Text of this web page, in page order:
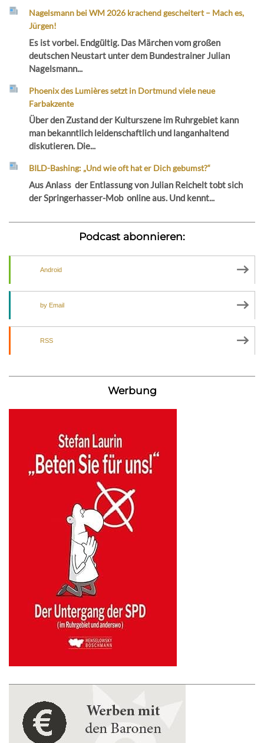
Nagelsmann bei WM 2026 krachend gescheitert – Mach es,
Jürgen!
Es ist vorbei. Endgültig. Das Märchen vom großen
deutschen Neustart unter dem Bundestrainer Julian
Nagelsmann...
Phoenix des Lumières setzt in Dortmund viele neue
Farbakzente
Über den Zustand der Kulturszene im Ruhrgebiet kann
man bekanntlich leidenschaftlich und langanhaltend
diskutieren. Die...
BILD-Bashing: „Und wie oft hat er Dich gebumst?“
Aus Anlass der Entlassung von Julian Reichelt tobt sich
der Springerhasser-Mob online aus. Und kennt...
Podcast abonnieren:
Android
by Email
RSS
Werbung